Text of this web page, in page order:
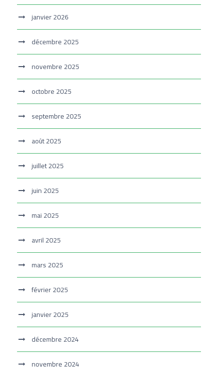
janvier 2026
décembre 2025
novembre 2025
octobre 2025
septembre 2025
août 2025
juillet 2025
juin 2025
mai 2025
avril 2025
mars 2025
février 2025
janvier 2025
décembre 2024
novembre 2024